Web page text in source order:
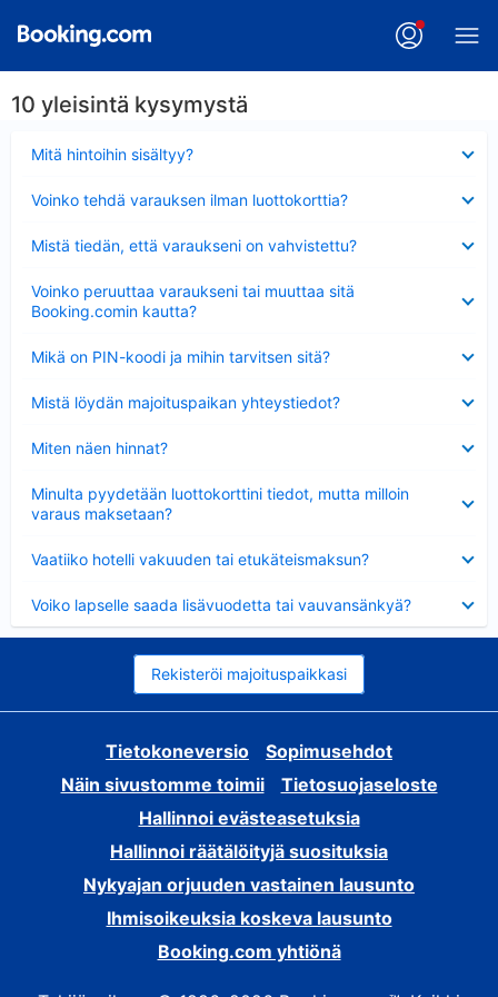
10 yleisintä kysymystä
Mitä hintoihin sisältyy?
Voinko tehdä varauksen ilman luottokorttia?
Mistä tiedän, että varaukseni on vahvistettu?
Voinko peruuttaa varaukseni tai muuttaa sitä
Booking.comin kautta?
Mikä on PIN-koodi ja mihin tarvitsen sitä?
Mistä löydän majoituspaikan yhteystiedot?
Miten näen hinnat?
Minulta pyydetään luottokorttini tiedot, mutta milloin
varaus maksetaan?
Vaatiiko hotelli vakuuden tai etukäteismaksun?
Voiko lapselle saada lisävuodetta tai vauvansänkyä?
Rekisteröi majoituspaikkasi
Tietokoneversio
Sopimusehdot
Näin sivustomme toimii
Tietosuojaseloste
Hallinnoi evästeasetuksia
Hallinnoi räätälöityjä suosituksia
Nykyajan orjuuden vastainen lausunto
Ihmisoikeuksia koskeva lausunto
Booking.com yhtiönä